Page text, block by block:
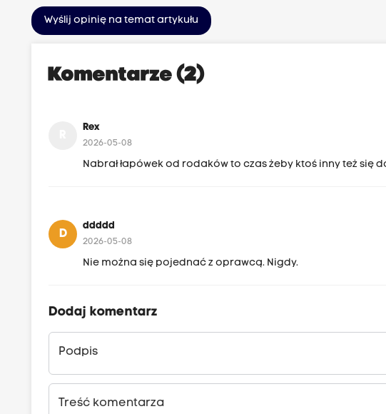
Wyślij opinię na temat artykułu
Komentarze (2)
Rex
2026-05-08
Nabrał łapówek od rodaków to czas żeby ktoś inny też się
D
ddddd
2026-05-08
Nie można się pojednać z oprawcą. Nigdy.
Dodaj komentarz
Podpis
Treść komentarza